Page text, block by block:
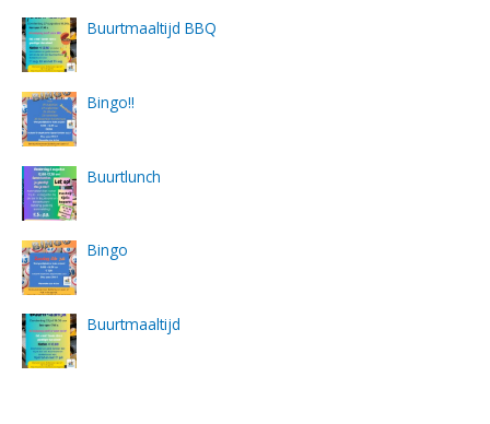
Buurtmaaltijd BBQ
Bingo!!
Buurtlunch
Bingo
Buurtmaaltijd